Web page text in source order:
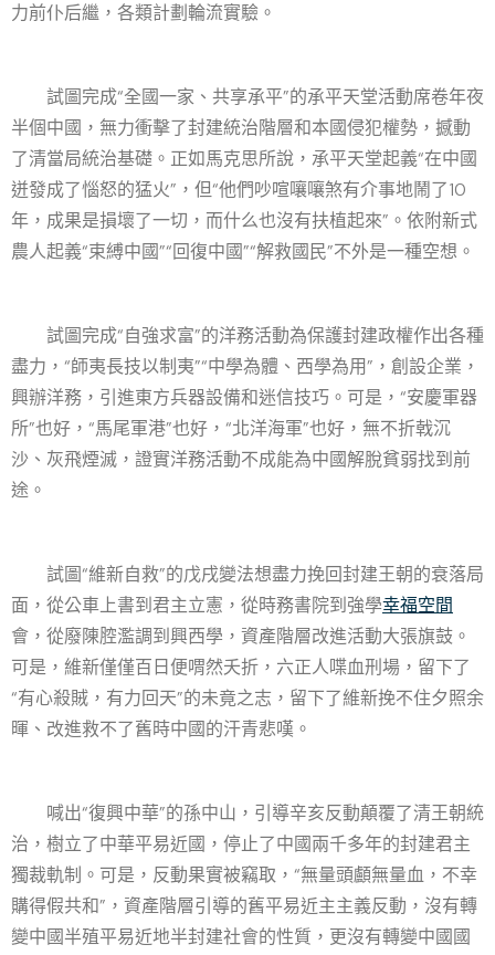
力前仆后繼，各類計劃輪流實驗。
試圖完成“全國一家、共享承平”的承平天堂活動席卷年夜
半個中國，無力衝擊了封建統治階層和本國侵犯權勢，撼動
了清當局統治基礎。正如馬克思所說，承平天堂起義“在中國
迸發成了惱怒的猛火”，但“他們吵喧嚷嚷煞有介事地鬧了10
年，成果是損壞了一切，而什么也沒有扶植起來”。依附新式
農人起義“束縛中國”“回復中國”“解救國民”不外是一種空想。
試圖完成“自強求富”的洋務活動為保護封建政權作出各種
盡力，“師夷長技以制夷”“中學為體、西學為用”，創設企業，
興辦洋務，引進東方兵器設備和迷信技巧。可是，“安慶軍器
所”也好，“馬尾軍港”也好，“北洋海軍”也好，無不折戟沉
沙、灰飛煙滅，證實洋務活動不成能為中國解脫貧弱找到前
途。
試圖“維新自救”的戊戌變法想盡力挽回封建王朝的衰落局
面，從公車上書到君主立憲，從時務書院到強學幸福空間
會，從廢陳腔濫調到興西學，資產階層改進活動大張旗鼓。
可是，維新僅僅百日便喟然夭折，六正人喋血刑場，留下了
“有心殺賊，有力回天”的未竟之志，留下了維新挽不住夕照余
暉、改進救不了舊時中國的汗青悲嘆。
喊出“復興中華”的孫中山，引導辛亥反動顛覆了清王朝統
治，樹立了中華平易近國，停止了中國兩千多年的封建君主
獨裁軌制。可是，反動果實被竊取，“無量頭顱無量血，不幸
購得假共和”，資產階層引導的舊平易近主主義反動，沒有轉
變中國半殖平易近地半封建社會的性質，更沒有轉變中國國